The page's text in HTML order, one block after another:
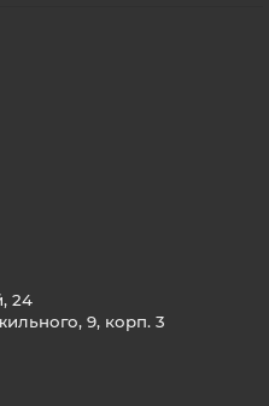
24
9, корп. 3